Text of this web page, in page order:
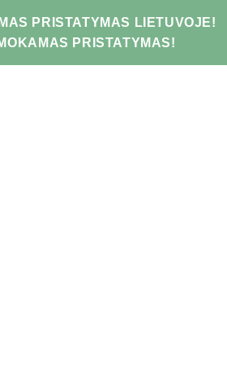
PRISTATYMAS LIETUVOJE!
PRISTATYMAS!